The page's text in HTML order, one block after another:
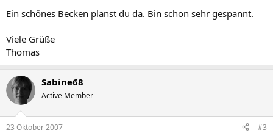
Ein schönes Becken planst du da. Bin schon sehr gespannt.
Viele Grüße
Thomas
Sabine68
Active Member
23 Oktober 2007 #3